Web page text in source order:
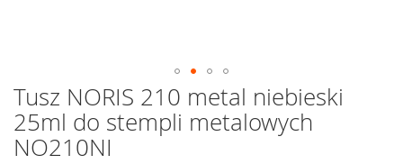
Przejdź
na
początek
galerii
Tusz NORIS 210 metal niebieski
25ml do stempli metalowych
NO210NI